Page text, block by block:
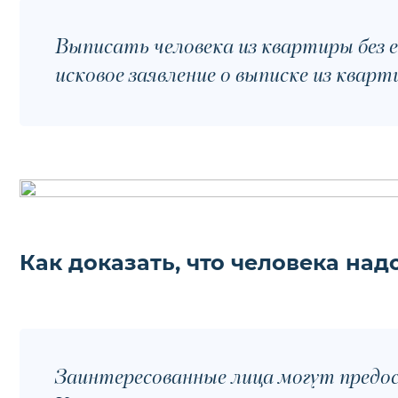
Выписать человека из квартиры без
исковое заявление о выписке из
Как доказать, что человека
Заинтересованные лица могут